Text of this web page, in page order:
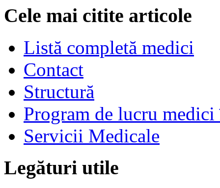
Cele mai citite articole
Listă completă medici
Contact
Structură
Program de lucru
Servicii Medicale
Legături utile